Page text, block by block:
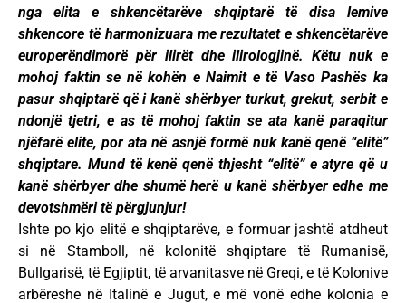
nga elita e shkencëtarëve shqiptarë të disa lemive
shkencore të harmonizuara me rezultatet e shkencëtarëve
europerëndimorë për ilirët dhe ilirologjinë. Këtu nuk e
mohoj faktin se në kohën e Naimit e të Vaso Pashës ka
pasur shqiptarë që i kanë shërbyer turkut, grekut, serbit e
ndonjë tjetri, e as të mohoj faktin se ata kanë paraqitur
njëfarë elite, por ata në asnjë formë nuk kanë qenë “elitë”
shqiptare. Mund të kenë qenë thjesht “elitë” e atyre që u
kanë shërbyer dhe shumë herë u kanë shërbyer edhe me
devotshmëri të përgjunjur!
Ishte po kjo elitë e shqiptarëve, e formuar jashtë atdheut
si në Stamboll, në kolonitë shqiptare të Rumanisë,
Bullgarisë, të Egjiptit, të arvanitasve në Greqi, e të Kolonive
arbëreshe në Italinë e Jugut, e më vonë edhe kolonia e